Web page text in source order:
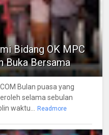
Bidang OK MPC
Buka Bersama
Bulan puasa yang
selama sebulan
waktu...
Readmore